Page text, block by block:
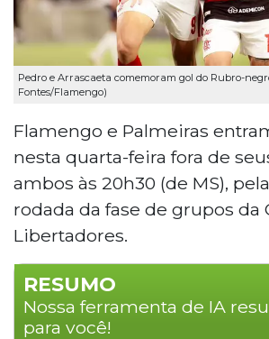
Pedro e Arrascaeta comemoram gol do Rubro-
Fontes/Flamengo)
Flamengo e Palmeiras
nesta quarta-feira fora de
ambos às 20h30 (de MS),
rodada da fase de grupos da
Libertadores.
RESUMO
Nossa ferramenta de IA
para você!